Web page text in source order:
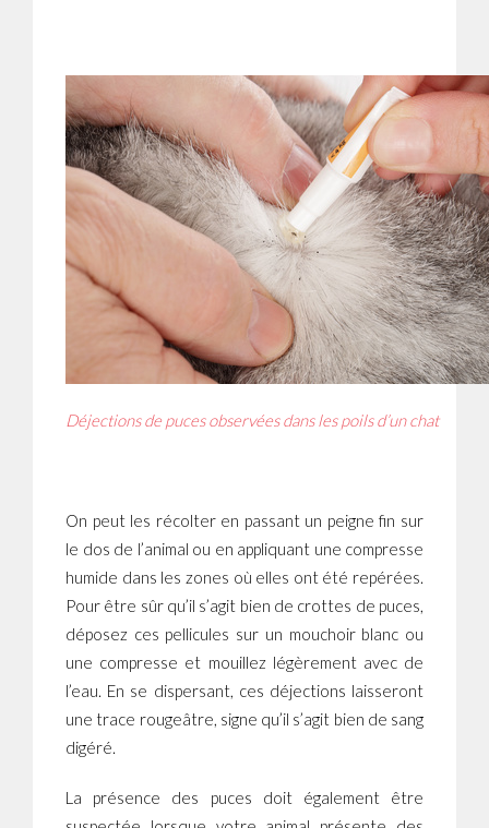
Déjections de puces observées dans les poils d’un chat
On peut les récolter en passant un peigne fin sur
le dos de l’animal ou en appliquant une compresse
humide dans les zones où elles ont été repérées.
Pour être sûr qu’il s’agit bien de crottes de puces,
déposez ces pellicules sur un mouchoir blanc ou
une compresse et mouillez légèrement avec de
l’eau. En se dispersant, ces déjections laisseront
une trace rougeâtre, signe qu’il s’agit bien de sang
digéré.
La présence des puces doit également être